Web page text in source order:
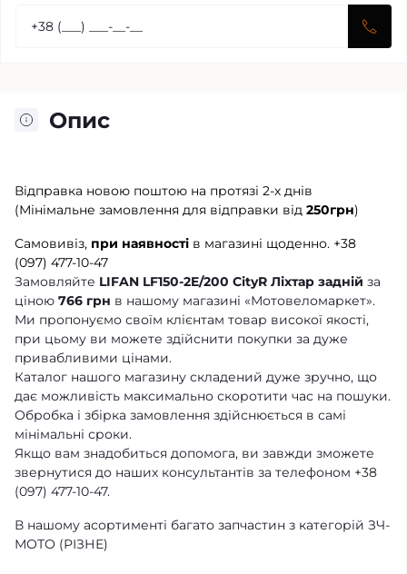
Опис
Відправка новою поштою на протязі 2-х днів
(Мінімальне замовлення для відправки від 250грн)
Самовивіз, при наявності в магазині щоденно. +38
(097) 477-10-47
Замовляйте LIFAN LF150-2E/200 CityR Ліхтар задній за
ціною 766 грн в нашому магазині «Мотовеломаркет».
Ми пропонуємо своїм клієнтам товар високої якості,
при цьому ви можете здійснити покупки за дуже
привабливими цінами.
Каталог нашого магазину складений дуже зручно, що
дає можливість максимально скоротити час на пошуки.
Обробка і збірка замовлення здійснюється в самі
мінімальні сроки.
Якщо вам знадобиться допомога, ви завжди зможете
звернутися до наших консультантів за телефоном +38
(097) 477-10-47.
В нашому асортименті багато запчастин з категорій ЗЧ-
МОТО (РІЗНЕ)